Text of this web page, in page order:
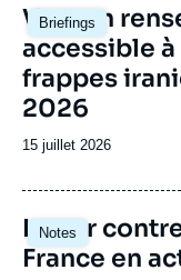
Briefings
Image
principale
Vers un
accessible à
frappes
2026
Date
publication
15 juillet 2026
Notes
Image
principale
Lutter
France en